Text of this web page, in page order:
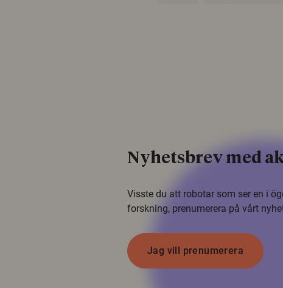
Nyhetsbrev med
Visste du att robotar som ser en i
forskning, prenumerera på vårt
Jag vill prenumerera